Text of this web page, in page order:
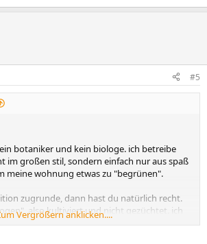
#5
botaniker und kein biologe. ich betreibe
im großen stil, sondern einfach nur aus spaß
meine wohnung etwas zu "begrünen".
zugrunde, dann hast du natürlich recht.
also kultiviert und nicht gezüchtet. ich
wissen und verstehen, auf was ich hinaus
Vergrößern anklicken....